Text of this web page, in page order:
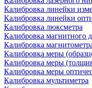
Калибровка линейки
Калибровка линейки
Калибровка люксметра
Калибровка магнитного
Калибровка
Калибровка меры
Калибровка меры
Калибровка меры
Калибровка мультиметра